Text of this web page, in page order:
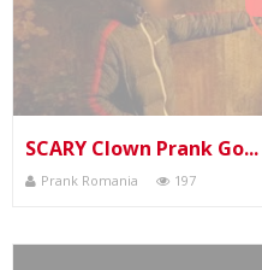
SCARY Clown Prank Go...
Prank Romania 197